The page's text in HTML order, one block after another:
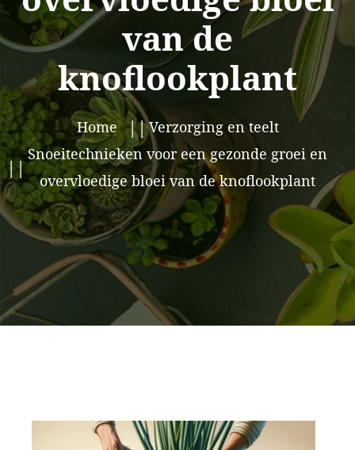
van de
knoflookplant
Home
Verzorging en teelt
Snoeitechnieken voor een gezonde groei en
overvloedige bloei van de knoflookplant